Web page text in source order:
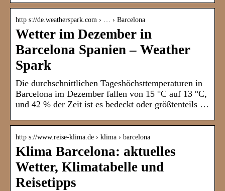
http s://de.weatherspark.com › … › Barcelona
Wetter im Dezember in
Barcelona Spanien – Weather
Spark
Die durchschnittlichen Tageshöchsttemperaturen in
Barcelona im Dezember fallen von 15 °C auf 13 °C,
und 42 % der Zeit ist es bedeckt oder größtenteils …
http s://www.reise-klima.de › klima › barcelona
Klima Barcelona: aktuelles
Wetter, Klimatabelle und
Reisetipps